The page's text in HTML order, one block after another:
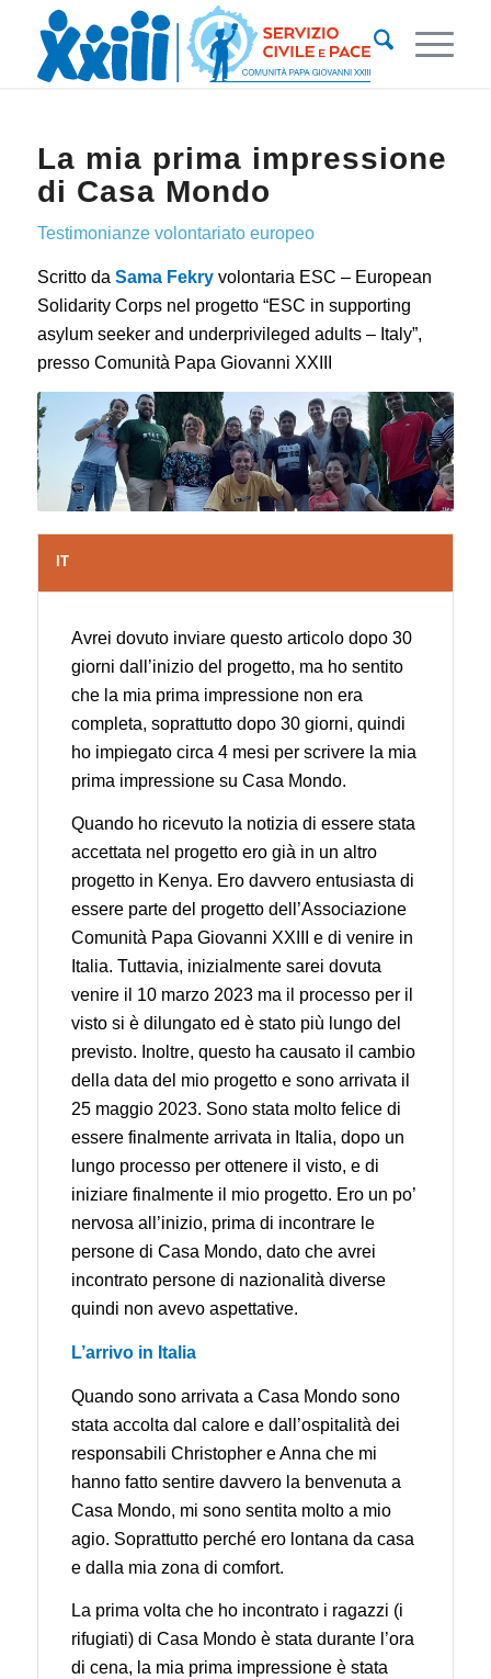
La mia prima impressione
di Casa Mondo
Testimonianze volontariato europeo
Scritto da Sama Fekry volontaria ESC – European
Solidarity Corps nel progetto “ESC in supporting
asylum seeker and underprivileged adults – Italy”,
presso Comunità Papa Giovanni XXIII
IT
Avrei dovuto inviare questo articolo dopo 30
giorni dall’inizio del progetto, ma ho sentito
che la mia prima impressione non era
completa, soprattutto dopo 30 giorni, quindi
ho impiegato circa 4 mesi per scrivere la mia
prima impressione su Casa Mondo.
Quando ho ricevuto la notizia di essere stata
accettata nel progetto ero già in un altro
progetto in Kenya. Ero davvero entusiasta di
essere parte del progetto dell’Associazione
Comunità Papa Giovanni XXIII e di venire in
Italia. Tuttavia, inizialmente sarei dovuta
venire il 10 marzo 2023 ma il processo per il
visto si è dilungato ed è stato più lungo del
previsto. Inoltre, questo ha causato il cambio
della data del mio progetto e sono arrivata il
25 maggio 2023. Sono stata molto felice di
essere finalmente arrivata in Italia, dopo un
lungo processo per ottenere il visto, e di
iniziare finalmente il mio progetto. Ero un po’
nervosa all’inizio, prima di incontrare le
persone di Casa Mondo, dato che avrei
incontrato persone di nazionalità diverse
quindi non avevo aspettative.
L’arrivo in Italia
Quando sono arrivata a Casa Mondo sono
stata accolta dal calore e dall’ospitalità dei
responsabili Christopher e Anna che mi
hanno fatto sentire davvero la benvenuta a
Casa Mondo, mi sono sentita molto a mio
agio. Soprattutto perché ero lontana da casa
e dalla mia zona di comfort.
La prima volta che ho incontrato i ragazzi (i
rifugiati) di Casa Mondo è stata durante l’ora
di cena, la mia prima impressione è stata